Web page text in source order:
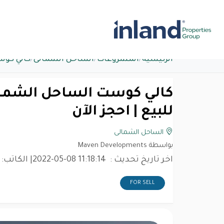
الرئيسية/المشروعات /الساحل الشمالى/كالي
للبيع | احجز الآن
الساحل الشمالى
بواسطة Maven Developments
اخر تاريخ تحديث : 2022-05-08 11:18:14 | الكاتب:
FOR SELL